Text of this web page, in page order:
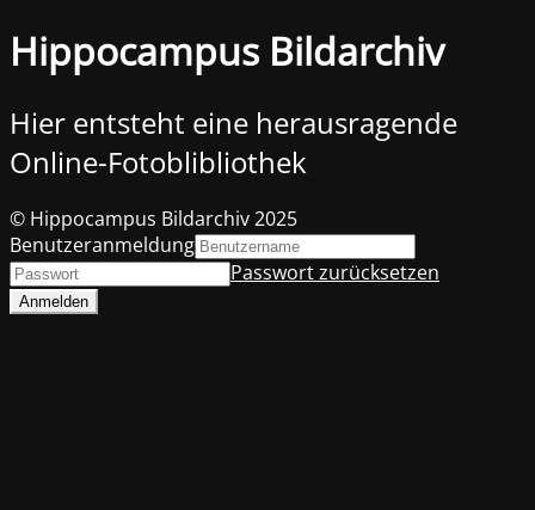
Hippocampus Bildarchiv
Hier entsteht eine herausragende
Online-Fotoblibliothek
© Hippocampus Bildarchiv 2025
Benutzeranmeldung
Passwort zurücksetzen